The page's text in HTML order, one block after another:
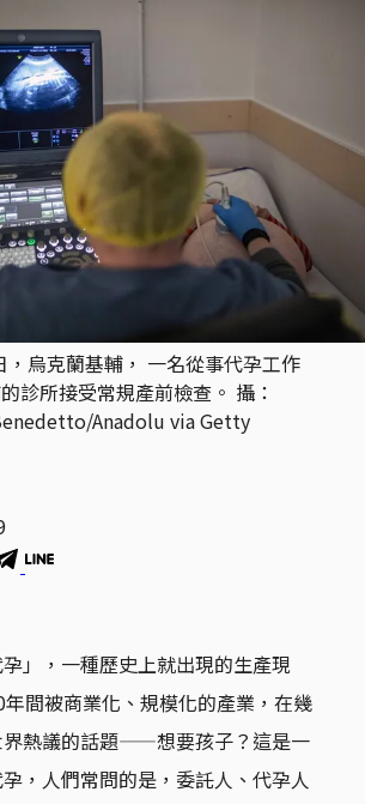
，烏克蘭基輔， 一名從事代孕工作
診所接受常規產前檢查。 攝：
Anadolu via Getty
孕」，一種歷史上就出現的生產現
間被商業化、規模化的產業，在幾
界熱議的話題——想要孩子？這是一
，人們常問的是，委託人、代孕人